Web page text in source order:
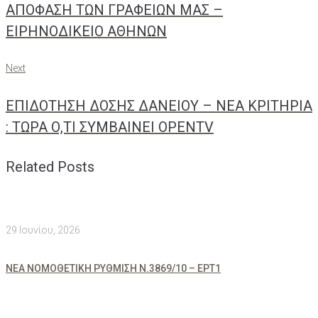
ΑΠΟΦΑΣΗ ΤΩΝ ΓΡΑΦΕΙΩΝ ΜΑΣ –
ΕΙΡΗΝΟΔΙΚΕΙΟ ΑΘΗΝΩΝ
Next
Next
ΕΠΙΔΟΤΗΣΗ ΔΟΣΗΣ ΔΑΝΕΙΟΥ – NEA ΚΡΙΤΗΡΙΑ
: ΤΩΡΑ Ο,ΤΙ ΣΥΜΒΑΙΝΕΙ ΟPENTV
Related Posts
29 Ιουνίου, 2026
ΝΕΑ ΝΟΜΟΘΕΤΙΚΗ ΡΥΘΜΙΣΗ Ν.3869/10 – ΕΡΤ1